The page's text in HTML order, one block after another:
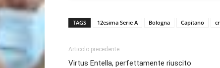
TAGS 12esima Serie A Bologna Capitano
Articolo precedente
Virtus Entella, perfettamente riuscito